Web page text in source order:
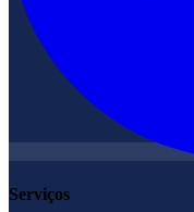
Serviços